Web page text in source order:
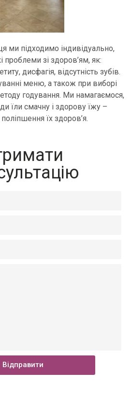
ми підходимо індивідуально,
проблеми зі здоров’ям, як:
дисфагія, відсутність зубів.
меню, а також при виборі
годування. Ми намагаємося,
їли смачну і здорову їжу –
їх здоров’я.
Відправити